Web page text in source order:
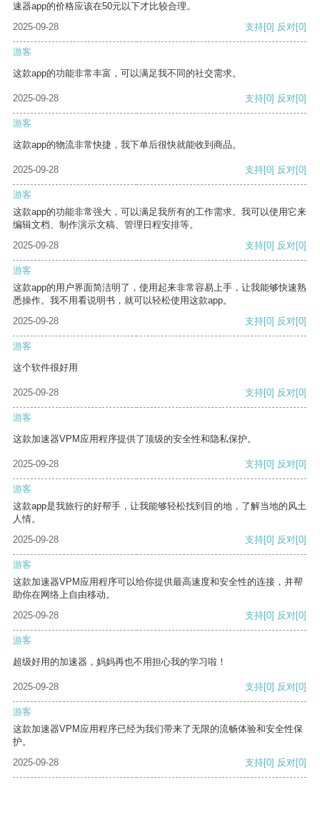
速器app的价格应该在50元以下才比较合理。
2025-09-28
支持[0] 反对[0]
游客
这款app的功能非常丰富，可以满足我不同的社交需求。
2025-09-28 支持[0] 反对[0]
游客
这款app的物流非常快捷，我下单后很快就能收到商品。
2025-09-28 支持[0] 反对[0]
游客
这款app的功能非常强大，可以满足我所有的工作需求。我可以使用它来
编辑文档、制作演示文稿、管理日程安排等。
2025-09-28
支持[0] 反对[0]
游客
这款app的用户界面简洁明了，使用起来非常容易上手，让我能够快速熟
悉操作。我不用看说明书，就可以轻松使用这款app。
2025-09-28
支持[0] 反对[0]
游客
这个软件很好用
2025-09-28 支持[0] 反对[0]
游客
这款加速器VPM应用程序提供了顶级的安全性和隐私保护。
2025-09-28 支持[0] 反对[0]
游客
这款app是我旅行的好帮手，让我能够轻松找到目的地，了解当地的风土
人情。
2025-09-28
支持[0] 反对[0]
游客
这款加速器VPM应用程序可以给你提供最高速度和安全性的连接，并帮
助你在网络上自由移动。
2025-09-28
支持[0] 反对[0]
游客
超级好用的加速器，妈妈再也不用担心我的学习啦！
2025-09-28 支持[0] 反对[0]
游客
这款加速器VPM应用程序已经为我们带来了无限的流畅体验和安全性保
护。
2025-09-28
支持[0] 反对[0]